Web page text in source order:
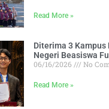
Read More »
Diterima 3 Kampus
Negeri Beasiswa Full
06/16/2026
No
Read More »